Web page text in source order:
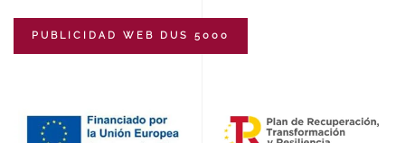
PUBLICIDAD WEB DUS 5000